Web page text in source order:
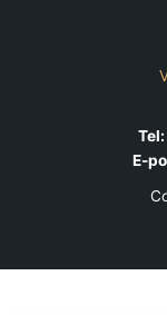
Tel:
E-